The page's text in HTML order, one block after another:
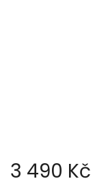
3 490 Kč